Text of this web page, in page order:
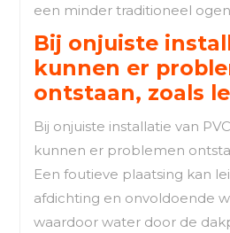
een minder traditioneel
Bij onjuiste
kunnen er
ontstaan, zoals
Bij onjuiste installatie van
kunnen er problemen
Een foutieve plaatsing kan
afdichting en onvoldoende
waardoor water door de